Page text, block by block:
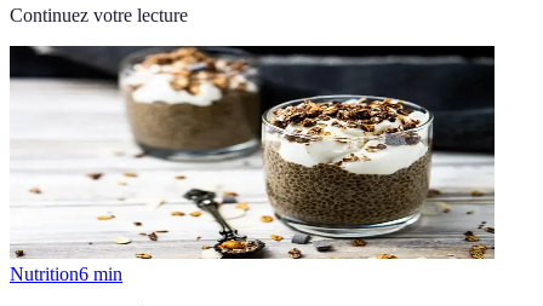
Continuez votre lecture
Nutrition6 min